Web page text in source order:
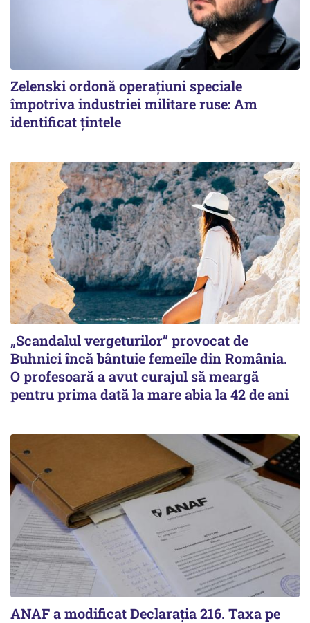
Zelenski ordonă operațiuni speciale
împotriva industriei militare ruse: Am
identificat țintele
„Scandalul vergeturilor” provocat de
Buhnici încă bântuie femeile din România.
O profesoară a avut curajul să meargă
pentru prima dată la mare abia la 42 de ani
ANAF a modificat Declarația 216. Taxa pe